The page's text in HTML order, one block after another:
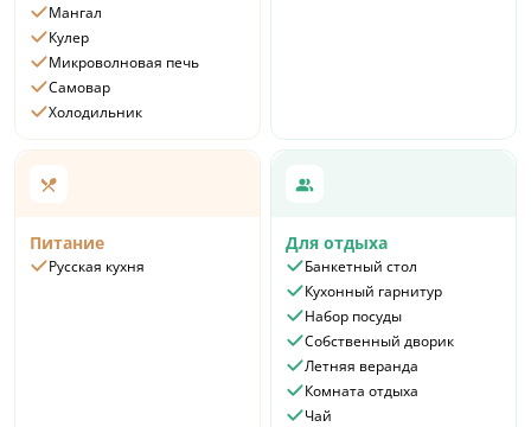
Мангал
Кулер
Микроволновая печь
Самовар
Холодильник
Питание
Русская кухня
Для отдыха
Банкетный стол
Кухонный гарнитур
Набор посуды
Собственный дворик
Летняя веранда
Комната отдыха
Чай